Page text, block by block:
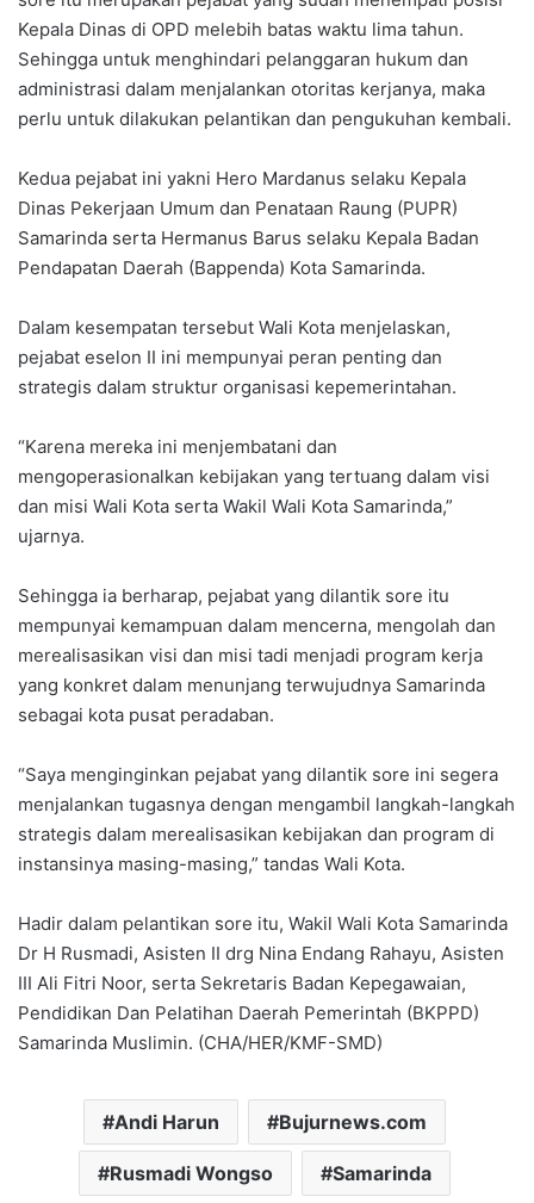
Kepala Dinas di OPD melebih batas waktu lima tahun.
Sehingga untuk menghindari pelanggaran hukum dan
administrasi dalam menjalankan otoritas kerjanya, maka
perlu untuk dilakukan pelantikan dan pengukuhan kembali.
Kedua pejabat ini yakni Hero Mardanus selaku Kepala
Dinas Pekerjaan Umum dan Penataan Raung (PUPR)
Samarinda serta Hermanus Barus selaku Kepala Badan
Pendapatan Daerah (Bappenda) Kota Samarinda.
Dalam kesempatan tersebut Wali Kota menjelaskan,
pejabat eselon II ini mempunyai peran penting dan
strategis dalam struktur organisasi kepemerintahan.
“Karena mereka ini menjembatani dan
mengoperasionalkan kebijakan yang tertuang dalam visi
dan misi Wali Kota serta Wakil Wali Kota Samarinda,”
ujarnya.
Sehingga ia berharap, pejabat yang dilantik sore itu
mempunyai kemampuan dalam mencerna, mengolah dan
merealisasikan visi dan misi tadi menjadi program kerja
yang konkret dalam menunjang terwujudnya Samarinda
sebagai kota pusat peradaban.
“Saya menginginkan pejabat yang dilantik sore ini segera
menjalankan tugasnya dengan mengambil langkah-langkah
strategis dalam merealisasikan kebijakan dan program di
instansinya masing-masing,” tandas Wali Kota.
Hadir dalam pelantikan sore itu, Wakil Wali Kota Samarinda
Dr H Rusmadi, Asisten II drg Nina Endang Rahayu, Asisten
III Ali Fitri Noor, serta Sekretaris Badan Kepegawaian,
Pendidikan Dan Pelatihan Daerah Pemerintah (BKPPD)
Samarinda Muslimin. (CHA/HER/KMF-SMD)
Andi Harun Bujurnews.com
Rusmadi Wongso Samarinda